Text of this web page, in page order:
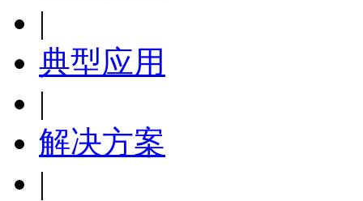
|
典型应用
|
解决方案
|